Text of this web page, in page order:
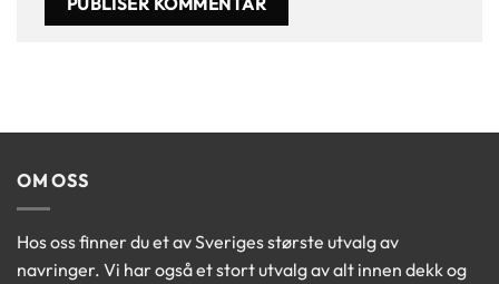
OM OSS
Hos oss finner du et av Sveriges største utvalg av
navringer. Vi har også et stort utvalg av alt innen dekk og